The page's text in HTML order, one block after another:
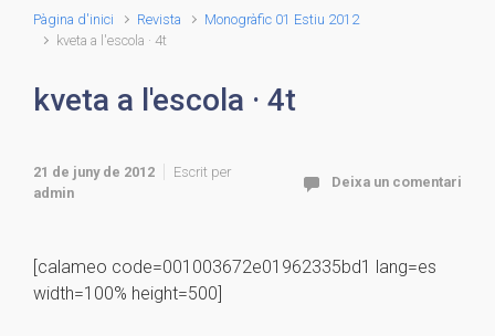
Pàgina d'inici Revista
Monogràfic 01 Estiu 2012
kveta a l'escola · 4t
kveta a l'escola · 4t
21 de juny de 2012
Escrit per
admin
Deixa un comentari
[calameo code=001003672e01962335bd1 lang=es
width=100% height=500]